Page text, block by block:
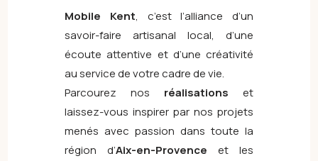
Mobile Kent, c’est l’alliance d’un
savoir-faire artisanal local, d’une
écoute attentive et d’une créativité
au service de votre cadre de vie.
Parcourez nos réalisations et
laissez-vous inspirer par nos projets
menés avec passion dans toute la
région d’Aix-en-Provence et les